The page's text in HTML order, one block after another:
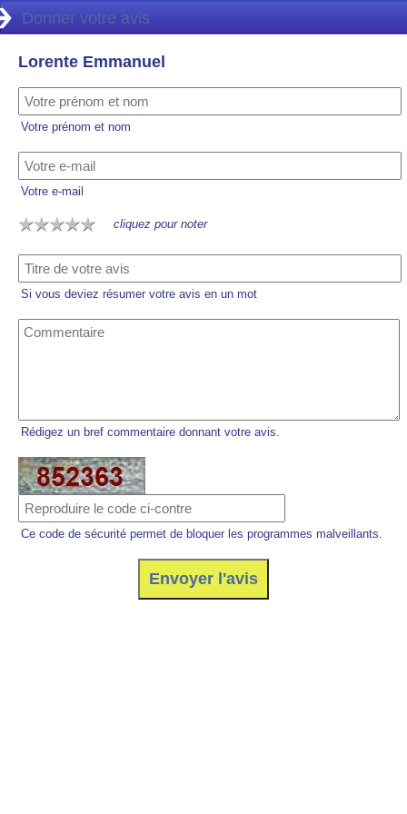
Donner votre avis
Lorente Emmanuel
Votre prénom et nom
Votre e-mail
cliquez pour noter
Si vous deviez résumer votre avis en un mot
Rédigez un bref commentaire donnant votre avis.
Ce code de sécurité permet de bloquer les programmes malveillants.